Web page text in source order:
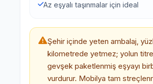
Az eşyalı taşınmalar için ideal
Şehir içinde yeten ambalaj,
kilometrede yetmez; yolun
gevşek paketlenmiş eşyayı
vurdurur. Mobilya tam